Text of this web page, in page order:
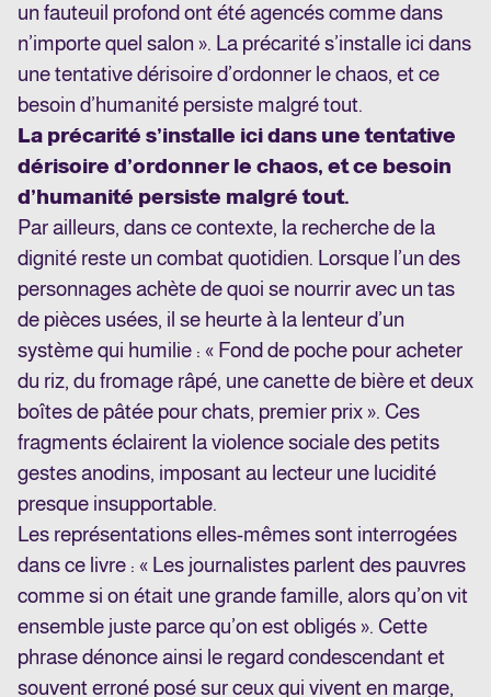
un fauteuil profond ont été agencés comme dans
n’importe quel salon ». La précarité s’installe ici dans
une tentative dérisoire d’ordonner le chaos, et ce
besoin d’humanité persiste malgré tout.
La précarité s’installe ici dans une tentative
dérisoire d’ordonner le chaos, et ce besoin
d’humanité persiste malgré tout.
Par ailleurs, dans ce contexte, la recherche de la
dignité reste un combat quotidien. Lorsque l’un des
personnages achète de quoi se nourrir avec un tas
de pièces usées, il se heurte à la lenteur d’un
système qui humilie : « Fond de poche pour acheter
du riz, du fromage râpé, une canette de bière et deux
boîtes de pâtée pour chats, premier prix ». Ces
fragments éclairent la violence sociale des petits
gestes anodins, imposant au lecteur une lucidité
presque insupportable.
Les représentations elles-mêmes sont interrogées
dans ce livre : « Les journalistes parlent des pauvres
comme si on était une grande famille, alors qu’on vit
ensemble juste parce qu’on est obligés ». Cette
phrase dénonce ainsi le regard condescendant et
souvent erroné posé sur ceux qui vivent en marge,